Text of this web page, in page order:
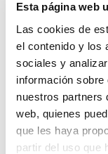
Esta página web
Las cookies de
el contenido y los
sociales y
información sobre
nuestros partners
web, quienes
que les haya
partir del uso que
Volumen
1 mL(1)
Disolvente
Acetonitrile